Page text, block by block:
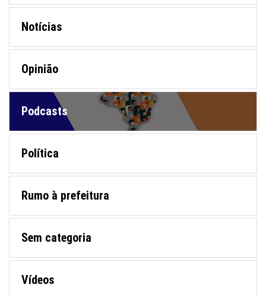
Notícias
Opinião
Podcasts
Política
Rumo à prefeitura
Sem categoria
Vídeos